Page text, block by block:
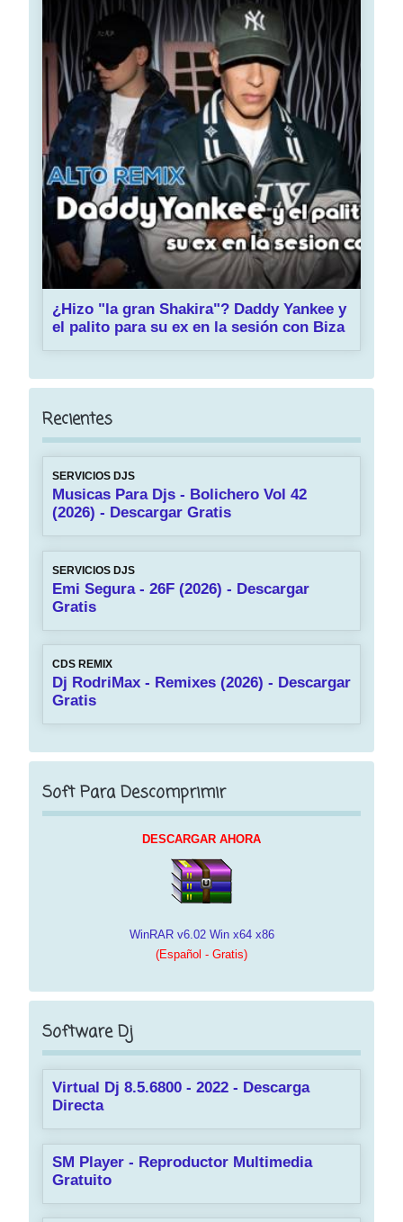
¿Hizo "la gran Shakira"? Daddy Yankee y
el palito para su ex en la sesión con Biza
Recientes
SERVICIOS DJS
Musicas Para Djs - Bolichero Vol 42
(2026) - Descargar Gratis
SERVICIOS DJS
Emi Segura - 26F (2026) - Descargar
Gratis
CDS REMIX
Dj RodriMax - Remixes (2026) - Descargar
Gratis
Soft Para Descomprimir
DESCARGAR AHORA
WinRAR v6.02 Win x64 x86
(Español - Gratis)
Software Dj
Virtual Dj 8.5.6800 - 2022 - Descarga
Directa
SM Player - Reproductor Multimedia
Gratuito